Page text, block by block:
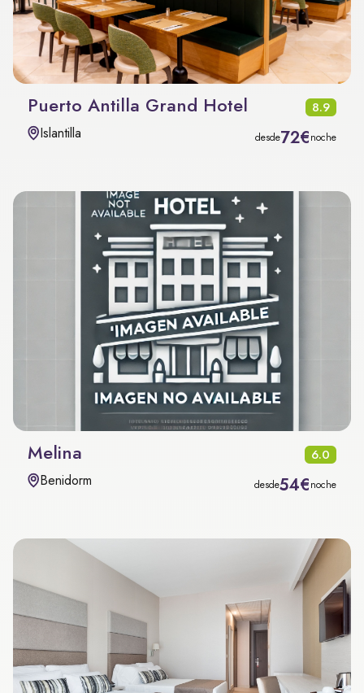
Puerto Antilla Grand Hotel 8.9
Islantilla desde72€noche
Melina 6.0
Benidorm desde54€noche